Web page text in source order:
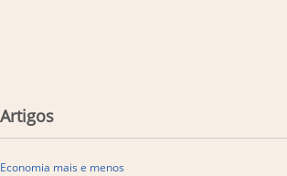
Artigos
Economia mais e menos